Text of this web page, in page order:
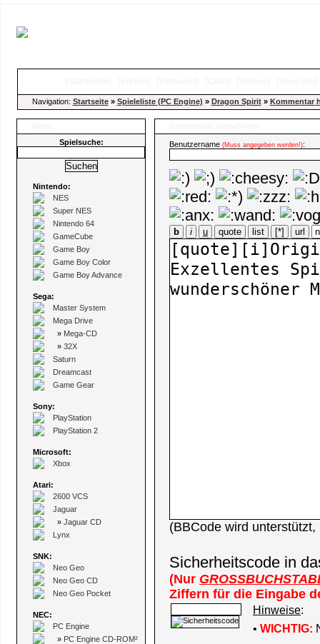
Navigation: Startseite» Spieleliste (PC Engine) » Dragon Spirit» Kommentar
Spielsuche:
Nintendo:
NES
Super NES
Nintendo 64
GameCube
Game Boy
Game Boy Color
Game Boy Advance
Sega:
Master System
Mega Drive
» Mega-CD
» 32X
Saturn
Dreamcast
Game Gear
Sony:
PlayStation
PlayStation 2
Microsoft:
Xbox
Atari:
2600 VCS
Jaguar
» Jaguar CD
Lynx
SNK:
Neo Geo
Neo Geo CD
Neo Geo Pocket
NEC:
PC Engine
» PC Engine CD-ROM²
Benutzername (Muss angegeben werden!):
b i u quote list [*] url
(BBCode wird
Sicherheitscode in
(Nur
Ziffern für die Eingabe
Hinweise:
• WICHTIG: